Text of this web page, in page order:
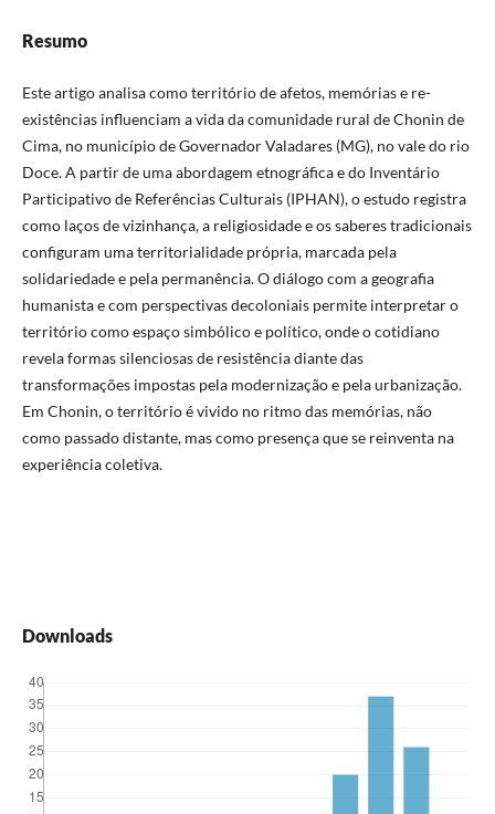
Resumo
Este artigo analisa como território de afetos, memórias e re-
existências influenciam a vida da comunidade rural de Chonin de
Cima, no município de Governador Valadares (MG), no vale do rio
Doce. A partir de uma abordagem etnográfica e do Inventário
Participativo de Referências Culturais (IPHAN), o estudo registra
como laços de vizinhança, a religiosidade e os saberes tradicionais
configuram uma territorialidade própria, marcada pela
solidariedade e pela permanência. O diálogo com a geografia
humanista e com perspectivas decoloniais permite interpretar o
território como espaço simbólico e político, onde o cotidiano
revela formas silenciosas de resistência diante das
transformações impostas pela modernização e pela urbanização.
Em Chonin, o território é vivido no ritmo das memórias, não
como passado distante, mas como presença que se reinventa na
experiência coletiva.
Downloads